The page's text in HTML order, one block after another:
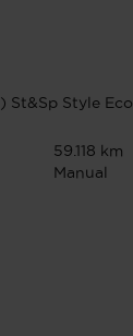
St&Sp Style Eco
59.118 km
Manual